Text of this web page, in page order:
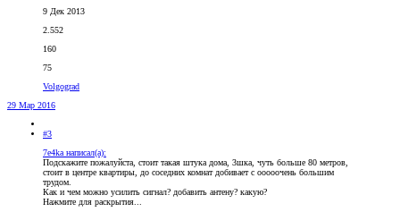
9 Дек 2013
2.552
160
75
Volgograd
29 Мар 2016
#3
7e4ka написал(а):
Подскажите пожалуйста, стоит такая штука дома, 3шка, чуть больше 80 метров,
стоит в центре квартиры, до соседних комнат добивает с ооооочень большим
трудом.
Как и чем можно усилить сигнал? добавить антену? какую?
Нажмите для раскрытия...